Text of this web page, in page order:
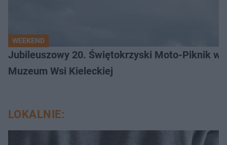
WEEKEND
Jubileuszowy 20. Świętokrzyski Moto-Piknik w
Muzeum Wsi Kieleckiej
LOKALNIE: